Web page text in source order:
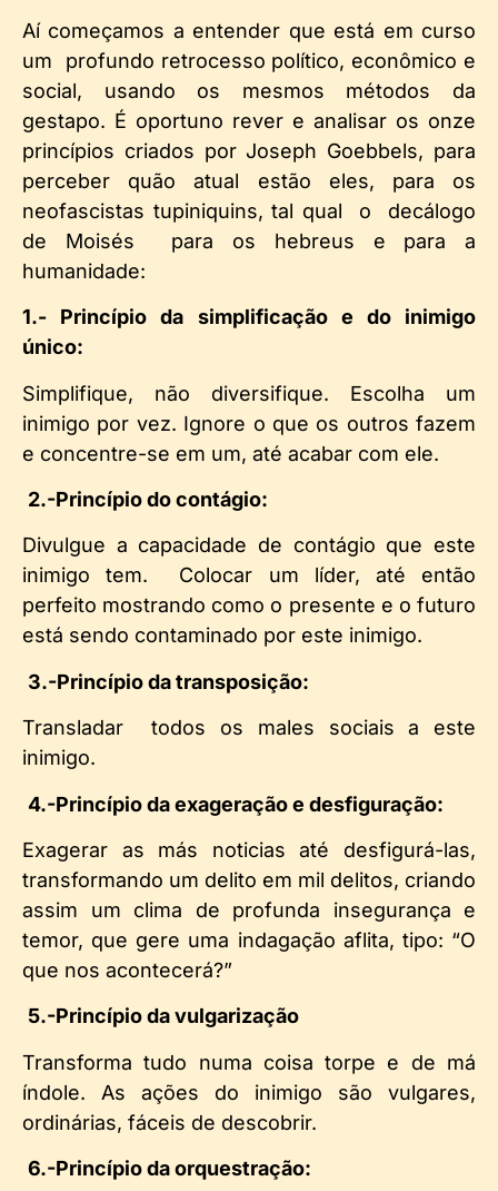
Aí começamos a entender que está em curso
um profundo retrocesso político, econômico e
social, usando os mesmos métodos da
gestapo. É oportuno rever e analisar os onze
princípios criados por Joseph Goebbels, para
perceber quão atual estão eles, para os
neofascistas tupiniquins, tal qual o decálogo
de Moisés para os hebreus e para a
humanidade:
1.- Princípio da simplificação e do inimigo
único:
Simplifique, não diversifique. Escolha um
inimigo por vez. Ignore o que os outros fazem
e concentre-se em um, até acabar com ele.
2.-Princípio do contágio:
Divulgue a capacidade de contágio que este
inimigo tem. Colocar um líder, até então
perfeito mostrando como o presente e o futuro
está sendo contaminado por este inimigo.
3.-Princípio da transposição:
Transladar todos os males sociais a este
inimigo.
4.-Princípio da exageração e desfiguração:
Exagerar as más noticias até desfigurá-las,
transformando um delito em mil delitos, criando
assim um clima de profunda insegurança e
temor, que gere uma indagação aflita, tipo: “O
que nos acontecerá?”
5.-Princípio da vulgarização
Transforma tudo numa coisa torpe e de má
índole. As ações do inimigo são vulgares,
ordinárias, fáceis de descobrir.
6.-Princípio da orquestração: